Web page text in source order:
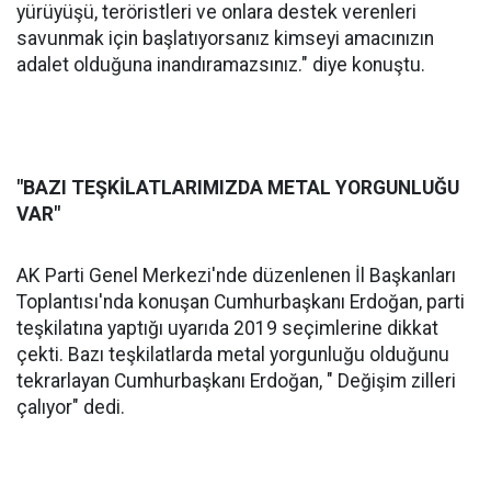
yürüyüşü, teröristleri ve onlara destek verenleri
savunmak için başlatıyorsanız kimseyi amacınızın
adalet olduğuna inandıramazsınız." diye konuştu.
"BAZI TEŞKİLATLARIMIZDA METAL YORGUNLUĞU
VAR"
AK Parti Genel Merkezi'nde düzenlenen İl Başkanları
Toplantısı'nda konuşan Cumhurbaşkanı Erdoğan, parti
teşkilatına yaptığı uyarıda 2019 seçimlerine dikkat
çekti. Bazı teşkilatlarda metal yorgunluğu olduğunu
tekrarlayan Cumhurbaşkanı Erdoğan, " Değişim zilleri
çalıyor" dedi.